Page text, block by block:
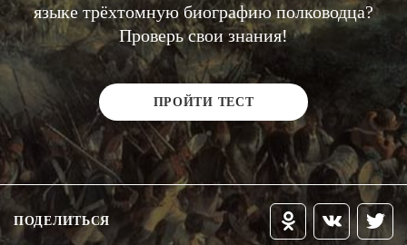
языке трёхтомную биографию полководца?
Проверь свои знания!
ПРОЙТИ ТЕСТ
ПОДЕЛИТЬСЯ